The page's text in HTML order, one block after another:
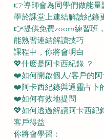
👉導師會為同學們做能量
學於課堂上連結解讀紀錄
👉提供免費zoom練習班
能熟習連結解讀技巧
課程中，你將會明白
💖什麽是阿卡西紀錄 ？
❤️如何開啟個人/客戶的阿
❤️阿卡西紀錄與通靈占卜
❤️如何有效地提問
💖如何透過解讀阿卡西紀
客戶得益
你將會學習：